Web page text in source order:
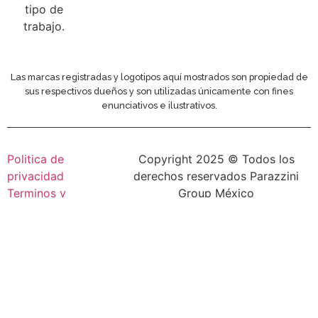
tipo de
trabajo.
Las marcas registradas y logotipos aquí mostrados son propiedad de
sus respectivos dueños y son utilizadas únicamente con fines
enunciativos e ilustrativos.
Politica de
privacidad
Terminos y
Copyright 2025 © Todos los
derechos reservados Parazzini
Group México